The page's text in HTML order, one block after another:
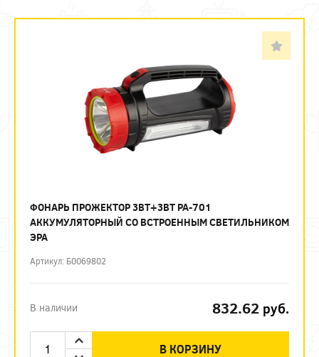
ФОНАРЬ ПРОЖЕКТОР 3ВТ+3ВТ PA-701
АККУМУЛЯТОРНЫЙ СО ВСТРОЕННЫМ СВЕТИЛЬНИКОМ
ЭРА
Артикул: Б0069802
В наличии 832.62 руб.
В КОРЗИНУ